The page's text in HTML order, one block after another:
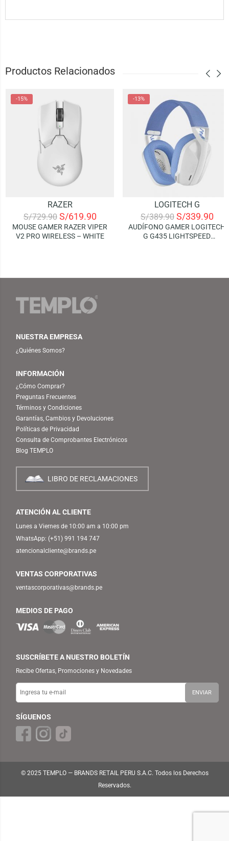
Productos Relacionados
-15%
RAZER
S/729.90 S/619.90
MOUSE GAMER RAZER VIPER
V2 PRO WIRELESS – WHITE
-13%
LOGITECH G
S/389.90 S/339.90
AUDÍFONO GAMER LOGITECH
G G435 LIGHTSPEED
NUESTRA EMPRESA
¿Quiénes Somos?
INFORMACIÓN
¿Cómo Comprar?
Preguntas Frecuentes
Términos y Condiciones
Garantías, Cambios y Devoluciones
Políticas de Privacidad
Consulta de Comprobantes Electrónicos
Blog TEMPLO
LIBRO DE RECLAMACIONES
ATENCIÓN AL CLIENTE
Lunes a Viernes de 10:00 am a 10:00 pm
WhatsApp: (+51) 991 194 747
atencionalcliente@brands.pe
VENTAS CORPORATIVAS
ventascorporativas@brands.pe
MEDIOS DE PAGO
SUSCRÍBETE A NUESTRO BOLETÍN
Recibe Ofertas, Promociones y Novedades
SÍGUENOS
© 2025 TEMPLO — BRANDS RETAIL PERU S.A.C. Todos los Derechos
Reservados.